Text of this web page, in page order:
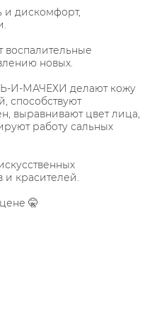
и дискомфорт,
новых.
МАЧЕХИ делают кожу
способствуют
выравнивают цвет лица,
работу сальных
и красителей.
🤫